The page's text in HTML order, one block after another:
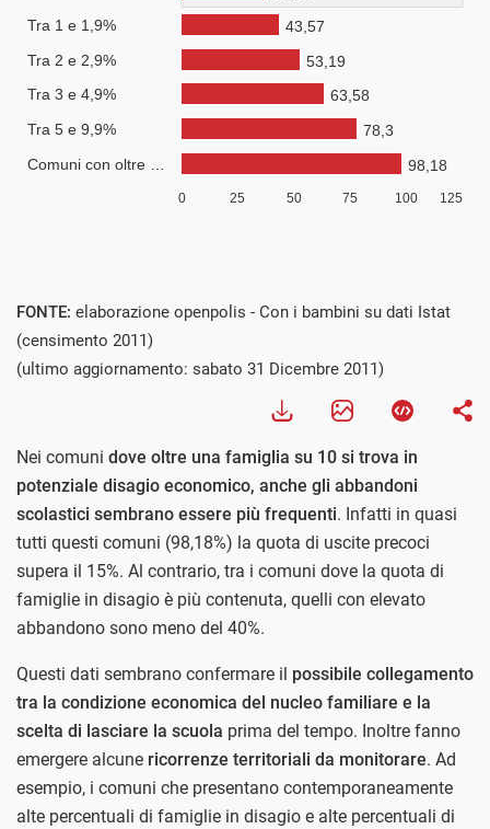
FONTE: elaborazione openpolis - Con i bambini su dati Istat
(censimento 2011)
(ultimo aggiornamento: sabato 31 Dicembre 2011)
Nei comuni dove oltre una famiglia su 10 si trova in
potenziale disagio economico, anche gli abbandoni
scolastici sembrano essere più frequenti. Infatti in quasi
tutti questi comuni (98,18%) la quota di uscite precoci
supera il 15%. Al contrario, tra i comuni dove la quota di
famiglie in disagio è più contenuta, quelli con elevato
abbandono sono meno del 40%.
Questi dati sembrano confermare il possibile collegamento
tra la condizione economica del nucleo familiare e la
scelta di lasciare la scuola prima del tempo. Inoltre fanno
emergere alcune ricorrenze territoriali da monitorare. Ad
esempio, i comuni che presentano contemporaneamente
alte percentuali di famiglie in disagio e alte percentuali di